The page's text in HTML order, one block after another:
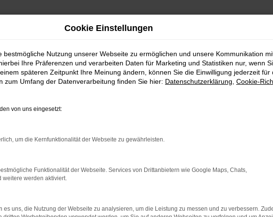
bestimmter Seiten verhindern. Funktioniert die Seite in einem anderen
Cookie Einstellungen
bestmögliche Nutzung unserer Webseite zu ermöglichen und unsere Kommunikation
Ihre Präferenzen und verarbeiten Daten für Marketing und Statistiken nur, wenn
späteren Zeitpunkt Ihre Meinung ändern, können Sie die Einwilligung jederzeit für
zum Umfang der Datenverarbeitung finden Sie hier: Datenschutzerklärung Cookie-
von uns eingesetzt:
um die Kernfunktionalität der Webseite zu gewährleisten.
Funktionalität der Webseite. Services von Drittanbietern wie Google Maps, Chats,
weitere werden aktiviert.
es uns, die Nutzung der Webseite zu analysieren, um die Leistung zu messen und zu verbessern.